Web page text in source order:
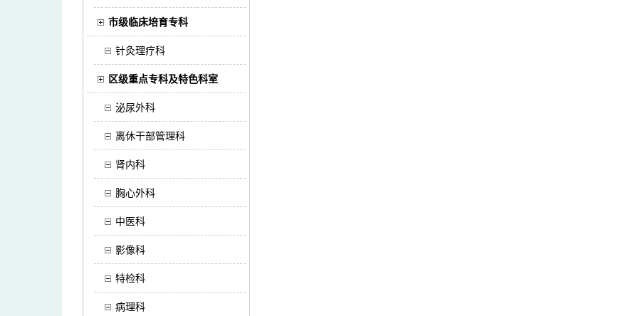
市级临床培育专科
针灸理疗科
区级重点专科及特色科室
泌尿外科
离休干部管理科
肾内科
胸心外科
中医科
影像科
特检科
病理科